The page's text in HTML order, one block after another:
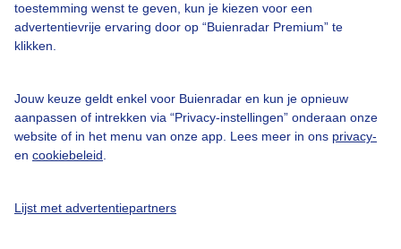
toestemming wenst te geven, kun je kiezen voor een
advertentievrije ervaring door op “Buienradar Premium” te
klikken.
Jouw keuze geldt enkel voor Buienradar en kun je opnieuw
aanpassen of intrekken via “Privacy-instellingen” onderaan onze
website of in het menu van onze app. Lees meer in ons privacy-
en cookiebeleid
Lijst met advertentiepartners
Gebruikersvoorwaarden
Adverteren
Privacy beleid
Cookie beleid